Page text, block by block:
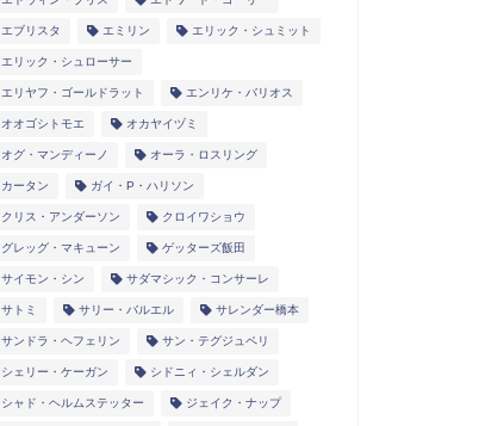
エブリスタ エミリン エリック・シュミット
エリック・シュローサー
エリヤフ・ゴールドラット エンリケ・バリオス
オオゴシトモエ オカヤイヅミ
オグ・マンディーノ オーラ・ロスリング
カータン ガイ・P・ハリソン
クリス・アンダーソン クロイワショウ
グレッグ・マキューン ゲッターズ飯田
サイモン・シン サダマシック・コンサーレ
サトミ サリー・バルエル サレンダー橋本
サンドラ・ヘフェリン サン・テグジュペリ
シェリー・ケーガン シドニィ・シェルダン
シャド・ヘルムステッター ジェイク・ナップ